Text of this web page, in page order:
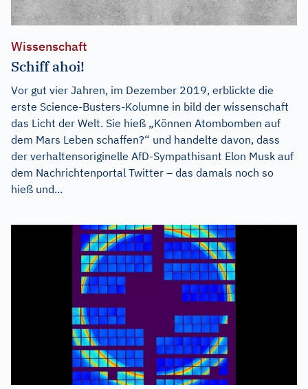
Wissenschaft
Schiff ahoi!
Vor gut vier Jahren, im Dezember 2019, erblickte die
erste Science-Busters-Kolumne in bild der wissenschaft
das Licht der Welt. Sie hieß „Können Atombomben auf
dem Mars Leben schaffen?“ und handelte davon, dass
der verhaltensoriginelle AfD-Sympathisant Elon Musk auf
dem Nachrichtenportal Twitter – das damals noch so
hieß und...